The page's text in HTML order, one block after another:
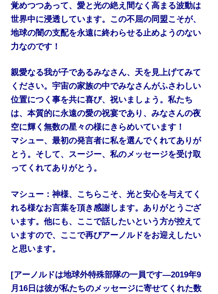
覚めつつあって、愛と光の絶え間なく高まる波動は
世界中に浸透しています。この不屈の同盟こそが、
地球の闇の支配を永遠に終わらせる止めようのない
力なのです！
親愛なる我が子であるみなさん、天を見上げてみて
ください。宇宙の家族の中でみなさんがふさわしい
位置につく事を共に喜び、祝いましょう。私たち
は、本質的に永遠の愛の祝宴であり、みなさんの夜
空に輝く無数の星々の様にきらめいています！
マシュー、最初の発言者に私を選んでくれてありが
とう。そして、スージー、私のメッセージを受け取
ってくれてありがとう。
マシュー：神様、こちらこそ、光と安心を与えてく
れる様なお言葉を頂き感謝します。ありがとうござ
います。他にも、ここで話したいという方が控えて
いますので、ここで再びアーノルドをお迎えしたい
と思います。
[アーノルドは地球外特殊部隊の一員です—2019年9
月16日は彼が私たちのメッセージに寄せてくれた数